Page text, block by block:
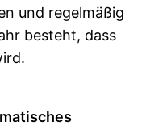
und regelmäßig
besteht, dass